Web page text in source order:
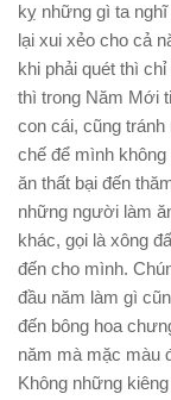
kỵ những gì ta
lại xui xẻo cho cả
khi phải quét thì
thì trong Năm Mới
con cái, cũng
chế để mình
ăn thất bại đến
những người làm
khác, gọi là xông
đến cho mình.
đầu năm làm gì
đến bông hoa
năm mà mặc màu
Không những